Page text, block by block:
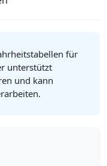
für
unterstützt
und kann